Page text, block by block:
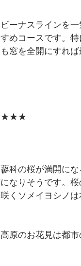
ビーナスラインを
すめコースです。
も窓を全開にすれ
★★★
蓼科の桜が満開に
になりそうです。
咲くソメイヨシノ
高原のお花見は都